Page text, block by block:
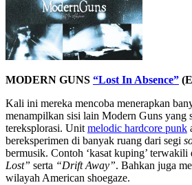
MODERN GUNS “Lost In Absence”
Kali ini mereka mencoba menerapkan
menampilkan sisi lain Modern Guns yang
tereksplorasi. Unit melodic hardcore punk
bereksperimen di banyak ruang dari segi
bermusik. Contoh ‘kasat kuping’ terwakili
Lost” serta “Drift Away”. Bahkan juga
wilayah American shoegaze.